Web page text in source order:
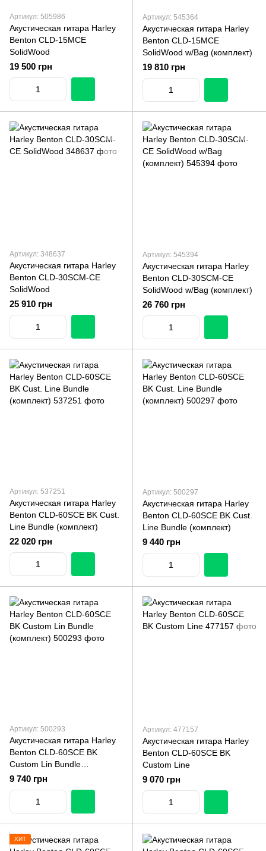
Артикул: 505986
Акустическая гитара Harley
Benton CLD-15MCE
SolidWood
19 500 грн
Артикул: 545364
Акустическая гитара Harley
Benton CLD-15MCE
SolidWood w/Bag (комплект)
19 810 грн
Артикул: 348637
Акустическая гитара Harley
Benton CLD-30SCM-CE
SolidWood
25 910 грн
Артикул: 545394
Акустическая гитара Harley
Benton CLD-30SCM-CE
SolidWood w/Bag (комплект)
26 760 грн
Артикул: 537251
Акустическая гитара Harley
Benton CLD-60SCE BK Cust.
Line Bundle (комплект)
22 020 грн
Артикул: 500297
Акустическая гитара Harley
Benton CLD-60SCE BK Cust.
Line Bundle (комплект)
9 440 грн
Артикул: 500293
Акустическая гитара Harley
Benton CLD-60SCE BK
Custom Lin Bundle
(комплект)
9 740 грн
Артикул: 477157
Акустическая гитара Harley
Benton CLD-60SCE BK
Custom Line
9 070 грн
ХИТ